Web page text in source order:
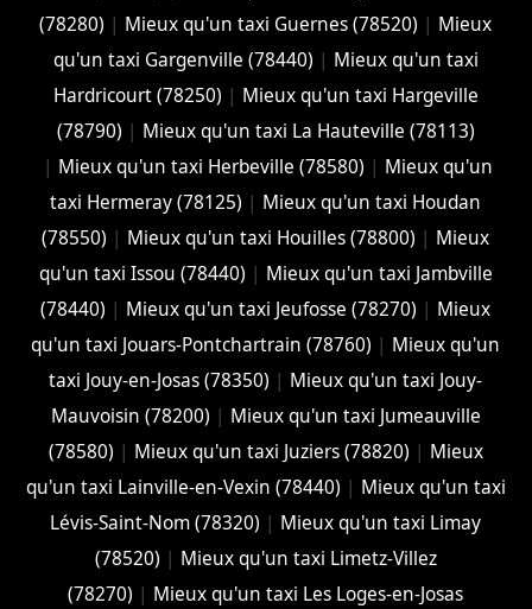
(78280) | Mieux qu'un taxi Guernes (78520) | Mieux
qu'un taxi Gargenville (78440) | Mieux qu'un taxi
Hardricourt (78250) | Mieux qu'un taxi Hargeville
(78790) | Mieux qu'un taxi La Hauteville (78113)
| Mieux qu'un taxi Herbeville (78580) | Mieux qu'un
taxi Hermeray (78125) | Mieux qu'un taxi Houdan
(78550) | Mieux qu'un taxi Houilles (78800) | Mieux
qu'un taxi Issou (78440) | Mieux qu'un taxi Jambville
(78440) | Mieux qu'un taxi Jeufosse (78270) | Mieux
qu'un taxi Jouars-Pontchartrain (78760) | Mieux qu'un
taxi Jouy-en-Josas (78350) | Mieux qu'un taxi Jouy-
Mauvoisin (78200) | Mieux qu'un taxi Jumeauville
(78580) | Mieux qu'un taxi Juziers (78820) | Mieux
qu'un taxi Lainville-en-Vexin (78440) | Mieux qu'un taxi
Lévis-Saint-Nom (78320) | Mieux qu'un taxi Limay
(78520) | Mieux qu'un taxi Limetz-Villez
(78270) | Mieux qu'un taxi Les Loges-en-Josas